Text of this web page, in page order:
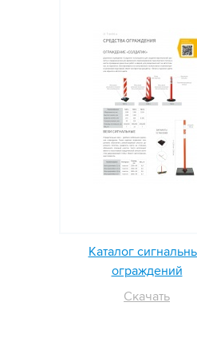
Каталог
ограждений
Скачать